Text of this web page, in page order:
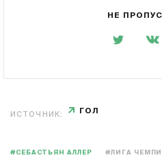
НЕ
ИСТОЧНИК: ГОЛ
#СЕБАСТЬЯН АЛЛЕР #ЛИГА